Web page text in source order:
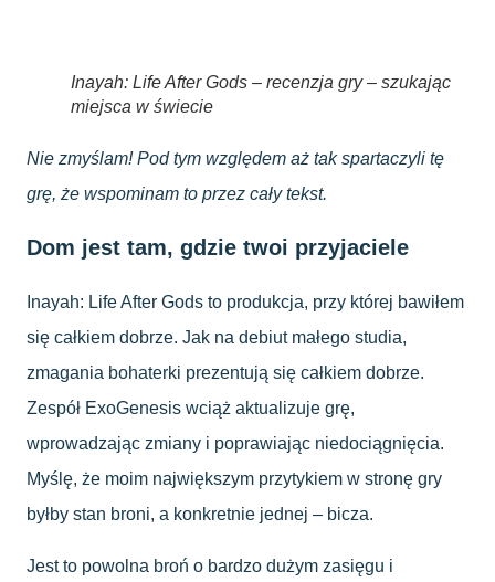
Inayah: Life After Gods – recenzja gry – szukając
miejsca w świecie
Nie zmyślam! Pod tym względem aż tak spartaczyli tę
grę, że wspominam to przez cały tekst.
Dom jest tam, gdzie twoi przyjaciele
Inayah: Life After Gods to produkcja, przy której bawiłem
się całkiem dobrze. Jak na debiut małego studia,
zmagania bohaterki prezentują się całkiem dobrze.
Zespół ExoGenesis wciąż aktualizuje grę,
wprowadzając zmiany i poprawiając niedociągnięcia.
Myślę, że moim największym przytykiem w stronę gry
byłby stan broni, a konkretnie jednej – bicza.
Jest to powolna broń o bardzo dużym zasięgu i